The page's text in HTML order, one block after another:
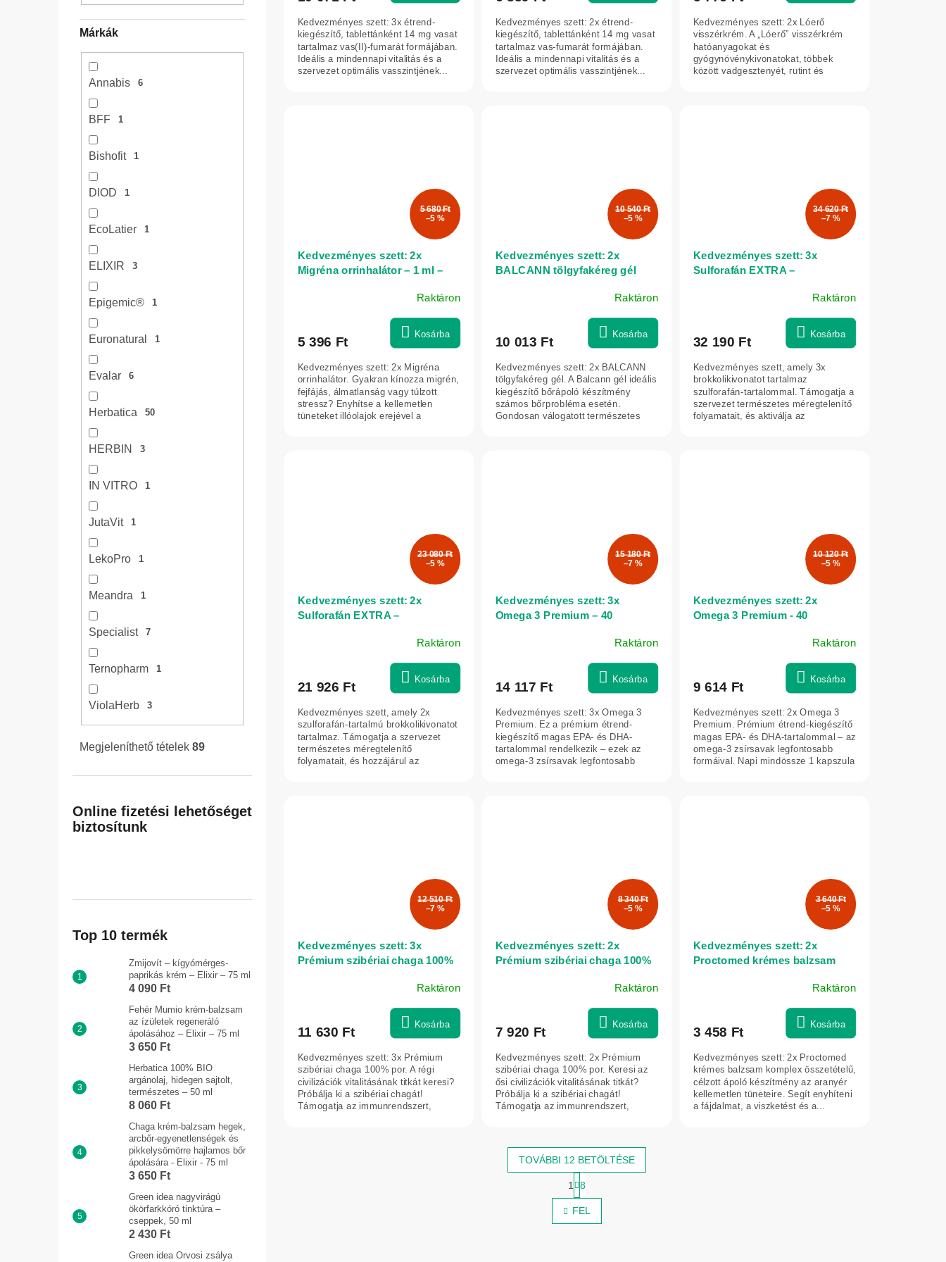
Márkák
Annabis 6
BFF 1
Bishofit 1
DIOD 1
EcoLatier 1
ELIXIR 3
Epigemic® 1
Euronatural 1
Evalar 6
Herbatica 50
HERBIN 3
IN VITRO 1
JutaVit 1
LekoPro 1
Meandra 1
Specialist 7
Ternopharm 1
ViolaHerb 3
Megjeleníthető tételek 89
Online fizetési lehetőséget
biztosítunk
Top 10 termék
Zmijovít – kígyómérges-
paprikás krém – Elixir – 75 ml
4 090 Ft
Fehér Mumio krém-balzsam
az ízületek regeneráló
ápolásához – Elixir – 75 ml
3 650 Ft
Herbatica 100% BIO
argánolaj, hidegen sajtolt,
természetes – 50 ml
8 060 Ft
Chaga krém-balzsam hegek,
arcbőr-egyenetlenségek és
pikkelysömörre hajlamos bőr
ápolására - Elixir - 75 ml
3 650 Ft
Green idea nagyvirágú
ökörfarkkóró tinktúra –
cseppek, 50 ml
2 430 Ft
Green idea Orvosi zsálya
Kedvezményes szett: 3x étrend-
kiegészítő, tablettánként 14 mg vasat
tartalmaz vas(II)-fumarát formájában.
Ideális a mindennapi vitalitás és a
szervezet optimális vasszintjének...
Kedvezményes szett: 2x étrend-
kiegészítő, tablettánként 14 mg vasat
tartalmaz vas-fumarát formájában.
Ideális a mindennapi vitalitás és a
szervezet optimális vasszintjének...
Kedvezményes szett: 2x Lóerő
visszérkrém. A „Lóerő” visszérkrém
hatóanyagokat és
gyógynövénykivonatokat, többek
között vadgesztenyét, rutint és
5 680 Ft
–5 %
Kedvezményes szett: 2x
Migréna orrinhalátor – 1 ml –
értékelése
ből
5,0
csillag.
Raktáron
5 396 Ft Kosárba
Kedvezményes szett: 2x Migréna
orrinhalátor. Gyakran kínozza migrén,
fejfájás, álmatlanság vagy túlzott
stressz? Enyhítse a kellemetlen
tüneteket illóolajok erejével a
10 540 Ft
–5 %
Kedvezményes szett: 2x
BALCANN tölgyfakéreg gél
bőrre – 75 ml – AnnabisRaktáron
10 013 Ft Kosárba
Kedvezményes szett: 2x BALCANN
tölgyfakéreg gél. A Balcann gél ideális
kiegészítő bőrápoló készítmény
számos bőrprobléma esetén.
Gondosan válogatott természetes
34 620 Ft
–7 %
Kedvezményes szett: 3x
Sulforafán EXTRA –
Raktáron
32 190 Ft Kosárba
Kedvezményes szett, amely 3x
brokkolikivonatot tartalmaz
szulforafán-tartalommal. Támogatja a
szervezet természetes méregtelenítő
folyamatait, és aktiválja az
23 080 Ft
–5 %
Kedvezményes szett: 2x
Sulforafán EXTRA –
Raktáron
21 926 Ft Kosárba
Kedvezményes szett, amely 2x
szulforafán-tartalmú brokkolikivonatot
tartalmaz. Támogatja a szervezet
természetes méregtelenítő
folyamatait, és hozzájárul az
15 180 Ft
–7 %
Kedvezményes szett: 3x
Omega 3 Premium – 40
Raktáron
14 117 Ft Kosárba
Kedvezményes szett: 3x Omega 3
Premium. Ez a prémium étrend-
kiegészítő magas EPA- és DHA-
tartalommal rendelkezik – ezek az
omega-3 zsírsavak legfontosabb
10 120 Ft
–5 %
Kedvezményes szett: 2x
Omega 3 Premium - 40
Raktáron
9 614 Ft Kosárba
Kedvezményes szett: 2x Omega 3
Premium. Prémium étrend-kiegészítő
magas EPA- és DHA-tartalommal – az
omega-3 zsírsavak legfontosabb
formáival. Napi mindössze 1 kapszula
12 510 Ft
–7 %
Kedvezményes szett: 3x
Prémium szibériai chaga 100%
Raktáron
11 630 Ft Kosárba
Kedvezményes szett: 3x Prémium
szibériai chaga 100% por. A régi
civilizációk vitalitásának titkát keresi?
Próbálja ki a szibériai chagát!
Támogatja az immunrendszert,
8 340 Ft
–5 %
Kedvezményes szett: 2x
Prémium szibériai chaga 100%
Raktáron
7 920 Ft Kosárba
Kedvezményes szett: 2x Prémium
szibériai chaga 100% por. Keresi az
ősi civilizációk vitalitásának titkát?
Próbálja ki a szibériai chagát!
Támogatja az immunrendszert,
3 640 Ft
–5 %
Kedvezményes szett: 2x
Proctomed krémes balzsam
Raktáron
3 458 Ft Kosárba
Kedvezményes szett: 2x Proctomed
krémes balzsam komplex összetételű,
célzott ápoló készítmény az aranyér
kellemetlen tüneteire. Segít enyhíteni
a fájdalmat, a viszketést és a...
L
i
s
TOVÁBBI 12 BETÖLTÉSE
a
p
o
z
1 8
FEL